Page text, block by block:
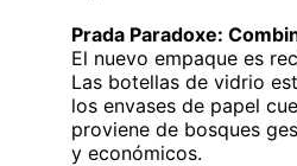
Prada Paradoxe:
El nuevo empaque es
Las botellas de vidrio
los envases de papel
proviene de bosques
y económicos.